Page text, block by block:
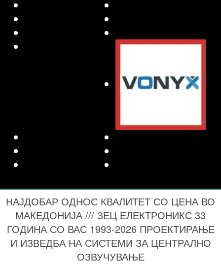
НАЈДОБАР ОДНОС КВАЛИТЕТ СО ЦЕНА ВО
МАКЕДОНИЈА /// ЗЕЦ ЕЛЕКТРОНИКС 33
ГОДИНА СО ВАС 1993-2026 ПРОЕКТИРАЊЕ
И ИЗВЕДБА НА СИСТЕМИ ЗА ЦЕНТРАЛНО
ОЗВУЧУВАЊЕ